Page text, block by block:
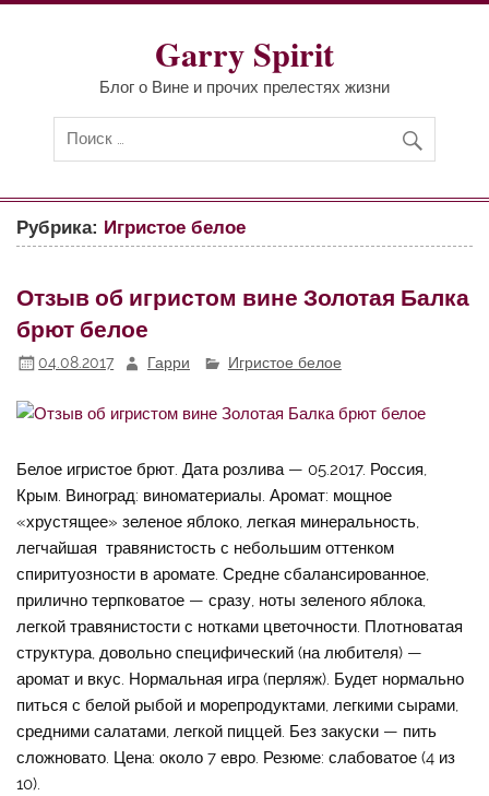
Перейти
Garry Spirit
Блог о Вине и прочих прелестях жизни
Рубрика: Игристое белое
Отзыв об игристом вине Золотая Балка
брют белое
04.08.2017 Гарри Игристое белое
Белое игристое брют. Дата розлива — 05.2017. Россия,
Крым. Виноград: виноматериалы. Аромат: мощное
«хрустящее» зеленое яблоко, легкая минеральность,
легчайшая травянистость с небольшим оттенком
спиритуозности в аромате. Средне сбалансированное,
прилично терпковатое — сразу, ноты зеленого яблока,
легкой травянистости с нотками цветочности. Плотноватая
структура, довольно специфический (на любителя) —
аромат и вкус. Нормальная игра (перляж). Будет нормально
питься с белой рыбой и морепродуктами, легкими сырами,
средними салатами, легкой пиццей. Без закуски — пить
сложновато. Цена: около 7 евро. Резюме: слабоватое (4 из
10).